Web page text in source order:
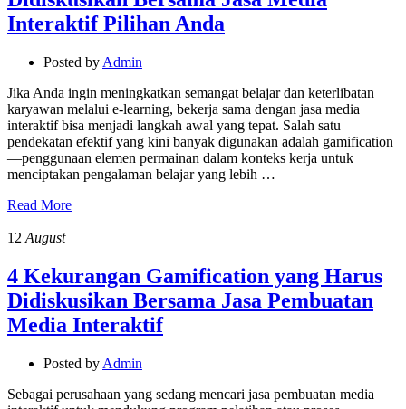
Interaktif Pilihan Anda
Posted by Admin
Jika Anda ingin meningkatkan semangat belajar dan keterlibatan
karyawan melalui e-learning, bekerja sama dengan jasa media
interaktif bisa menjadi langkah awal yang tepat. Salah satu
pendekatan efektif yang kini banyak digunakan adalah gamification
—penggunaan elemen permainan dalam konteks kerja untuk
menciptakan pengalaman belajar yang lebih …
Read More
12 August
4 Kekurangan Gamification yang Harus
Didiskusikan Bersama Jasa Pembuatan
Media Interaktif
Posted by Admin
Sebagai perusahaan yang sedang mencari jasa pembuatan media